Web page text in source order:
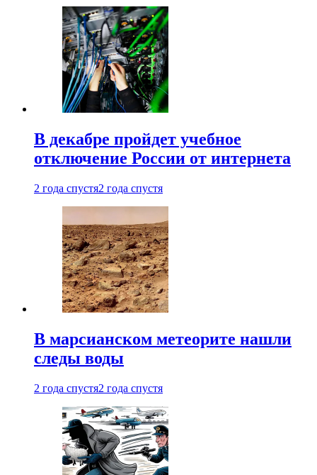
В декабре пройдет учебное
отключение России от интернета
2 года спустя2 года спустя
В марсианском метеорите нашли
следы воды
2 года спустя2 года спустя